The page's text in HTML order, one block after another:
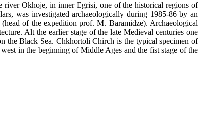
Okhoje, in inner Egrisi, one of the historical regions of
was investigated archaeologically during 1985-86 by an
of the expedition prof. M. Baramidze). Archaeological
Alt the earlier stage of the late Medieval centuries one
the Black Sea. Chkhortoli Chirch is the typical specimen of
in the beginning of Middle Ages and the fist stage of the